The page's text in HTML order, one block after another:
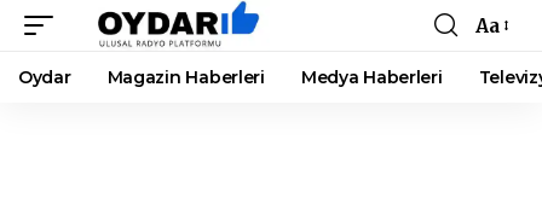
Font
Resizer
Aa
Oydar Magazin Haberleri Medya Haberleri